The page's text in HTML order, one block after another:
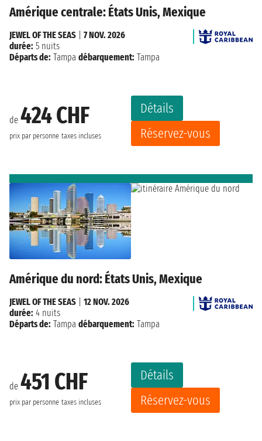
Amérique centrale: États Unis, Mexique
de 424 CHF
prix par personne taxes incluses
Détails
Réservez-vous
JEWEL OF THE SEAS
7 NOV. 2026
durée: 5 nuits
Départs de: Tampa débarquement: Tampa
Amérique du nord: États Unis, Mexique
de 451 CHF
prix par personne taxes incluses
Détails
Réservez-vous
JEWEL OF THE SEAS
12 NOV. 2026
durée: 4 nuits
Départs de: Tampa débarquement: Tampa